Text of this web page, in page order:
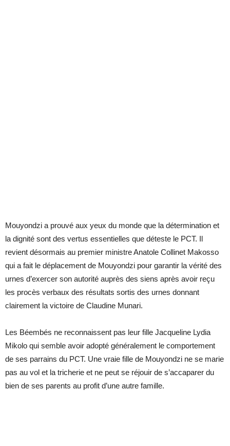
Mouyondzi a prouvé aux yeux du monde que la détermination et
la dignité sont des vertus essentielles que déteste le PCT. Il
revient désormais au premier ministre Anatole Collinet Makosso
qui a fait le déplacement de Mouyondzi pour garantir la vérité des
urnes d’exercer son autorité auprès des siens après avoir reçu
les procès verbaux des résultats sortis des urnes donnant
clairement la victoire de Claudine Munari.
Les Béembés ne reconnaissent pas leur fille Jacqueline Lydia
Mikolo qui semble avoir adopté généralement le comportement
de ses parrains du PCT. Une vraie fille de Mouyondzi ne se marie
pas au vol et la tricherie et ne peut se réjouir de s’accaparer du
bien de ses parents au profit d’une autre famille.